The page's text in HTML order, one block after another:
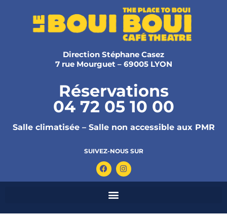
Direction Stéphane Casez
7 rue Mourguet – 69005 LYON
Réservations
04 72 05 10 00
Salle climatisée – Salle non accessible aux PMR
SUIVEZ-NOUS SUR